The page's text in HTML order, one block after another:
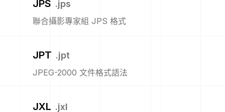
JPS .jps
聯合攝影專家組 JPS 格式
JPT .jpt
JPEG-2000 文件格式語法
JXL .jxl